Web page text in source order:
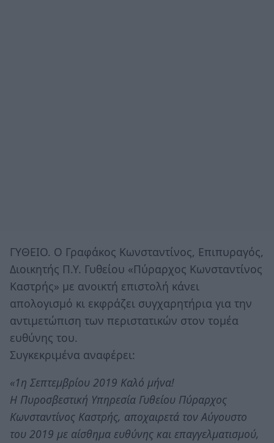
ΓΥΘΕΙΟ. Ο Γραφάκος Κωνσταντίνος, Επιπυραγός,
Διοικητής Π.Υ. Γυθείου «Πύραρχος Κωνσταντίνος
Καστρής» με ανοικτή επιστολή κάνει
απολογισμό κι εκφράζει συγχαρητήρια για την
αντιμετώπιση των περιστατικών στον τομέα
ευθύνης του.
Συγκεκριμένα αναφέρει:
«1η Σεπτεμβρίου 2019 Καλό μήνα!
Η Πυροσβεστική Υπηρεσία Γυθείου Πύραρχος
Κωνσταντίνος Καστρής, αποχαιρετά τον Αύγουστο
του 2019 με αίσθημα ευθύνης και επαγγελματισμού,